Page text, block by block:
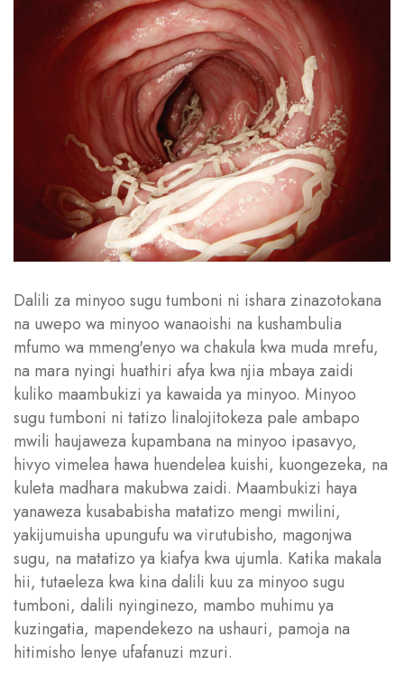
Dalili za minyoo sugu tumboni ni ishara zinazotokana
na uwepo wa minyoo wanaoishi na kushambulia
mfumo wa mmeng'enyo wa chakula kwa muda mrefu,
na mara nyingi huathiri afya kwa njia mbaya zaidi
kuliko maambukizi ya kawaida ya minyoo. Minyoo
sugu tumboni ni tatizo linalojitokeza pale ambapo
mwili haujaweza kupambana na minyoo ipasavyo,
hivyo vimelea hawa huendelea kuishi, kuongezeka, na
kuleta madhara makubwa zaidi. Maambukizi haya
yanaweza kusababisha matatizo mengi mwilini,
yakijumuisha upungufu wa virutubisho, magonjwa
sugu, na matatizo ya kiafya kwa ujumla. Katika makala
hii, tutaeleza kwa kina dalili kuu za minyoo sugu
tumboni, dalili nyinginezo, mambo muhimu ya
kuzingatia, mapendekezo na ushauri, pamoja na
hitimisho lenye ufafanuzi mzuri.